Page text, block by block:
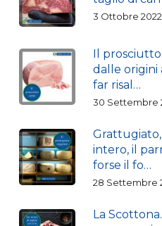
3 Ottobre 2022
Il
dalle origini
far risal…
30 Settembre
intero, il
forse il fo…
28 Settembre
La